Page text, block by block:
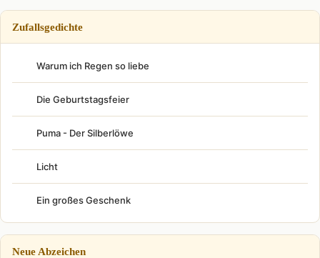
Zufallsgedichte
Warum ich Regen so liebe
Die Geburtstagsfeier
Puma - Der Silberlöwe
Licht
Ein großes Geschenk
Neue Abzeichen